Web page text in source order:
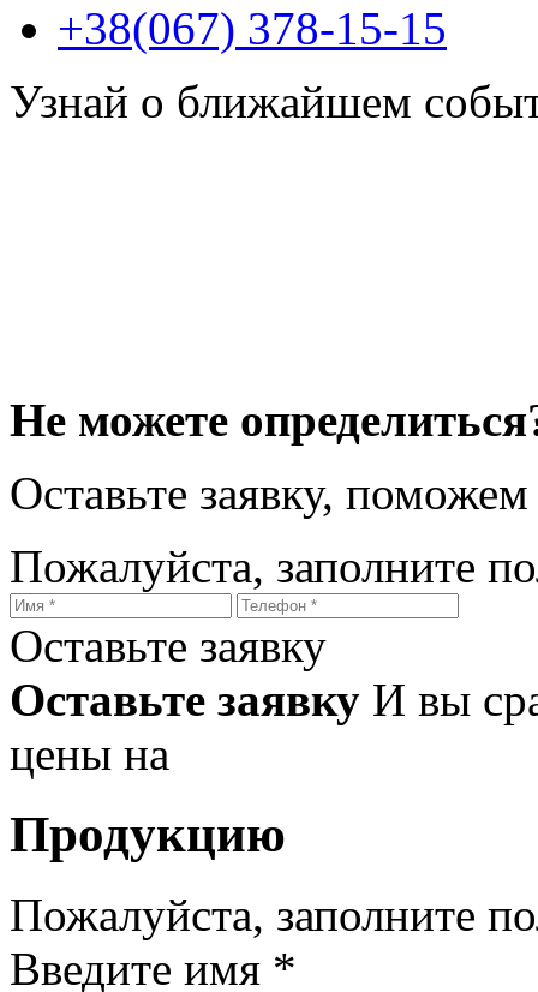
+38(067) 378-15-15
Узнай о ближайшем
Не можете
Оставьте заявку,
Пожалуйста, заполните
Оставьте заявку
Оставьте заявку И вы
цены на
Продукцию
Пожалуйста, заполните
Введите имя *